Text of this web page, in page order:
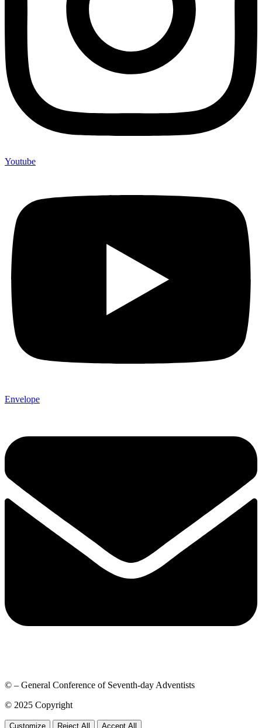
Youtube
Envelope
© – General Conference of Seventh-day Adventists
© 2025 Copyright
Customize Reject All Accept All